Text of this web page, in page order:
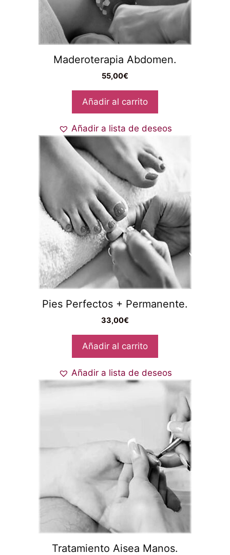
Maderoterapia Abdomen.
55,00€
Añadir al carrito
Añadir a lista de deseos
Pies Perfectos + Permanente.
33,00€
Añadir al carrito
Añadir a lista de deseos
Tratamiento Aisea Manos.